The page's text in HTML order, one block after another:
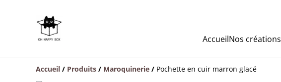
AccueilNos créations
Accueil / Produits / Maroquinerie / Pochette en cuir marron glacé